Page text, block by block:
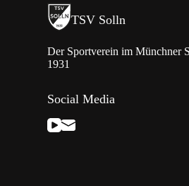
TSV Solln
Der Sportverein im Münchner
1931
Social Media